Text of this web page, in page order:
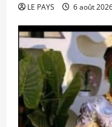
LE PAYS 6 août